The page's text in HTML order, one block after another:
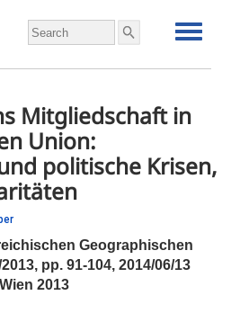
Mitgliedschaft in
Union:
politische Krisen,
Geographischen
pp. 91-104, 2014/06/13
2013